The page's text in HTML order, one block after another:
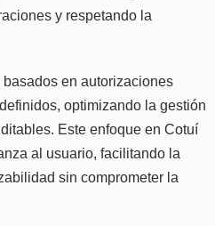
y respetando la
en autorizaciones
optimizando la gestión
Este enfoque en Cotuí
al usuario, facilitando la
sin comprometer la